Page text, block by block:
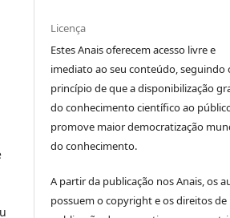
Licença
Estes Anais oferecem acesso livre e
imediato ao seu conteúdo, seguindo
princípio de que a disponibilização
do conhecimento científico ao
promove maior democratização
do conhecimento.
A partir da publicação nos Anais, os
possuem o copyright e os direitos de